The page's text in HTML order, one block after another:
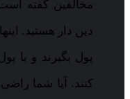
مخالفین گفته
دین دار هستید.
پول بگیرند و با
کنند. آیا شما